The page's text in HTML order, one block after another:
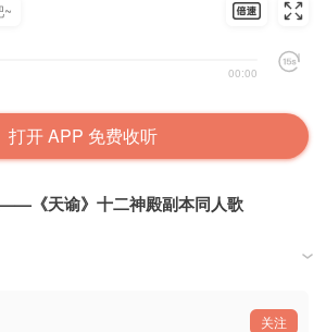
~
00:00
打开 APP 免费收听
——《天谕》十二神殿副本同人歌
关注